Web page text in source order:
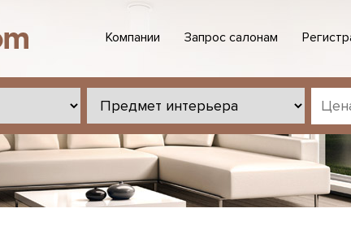
Компании Запрос салонам